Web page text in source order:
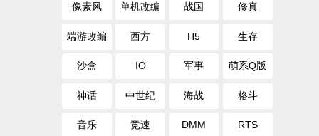
像素风 单机改编 战国 修真
端游改编 西方 H5 生存
沙盒 IO 军事 萌系Q版
神话 中世纪 海战 格斗
音乐 竞速 DMM RTS